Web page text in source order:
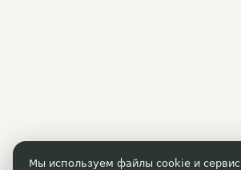
Мы используем файлы cookie и сервис